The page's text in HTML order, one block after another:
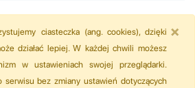
ciasteczka (ang. cookies), dzięki
działać lepiej. W każdej chwili możesz
w ustawieniach swojej przeglądarki.
serwisu bez zmiany ustawień dotyczących
×